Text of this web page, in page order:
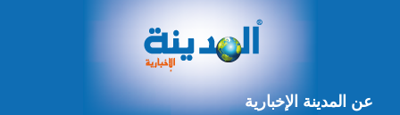
عن المدينة الإخبارية